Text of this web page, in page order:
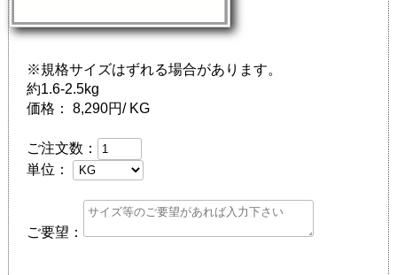
※規格サイズはずれる場合があります。
約1.6-2.5kg
価格： 8,290円/ KG
ご注文数：
単位：
ご要望：